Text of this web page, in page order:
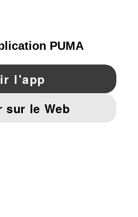
Pinterest
MENTIONS ET DONNÉES LÉGALES